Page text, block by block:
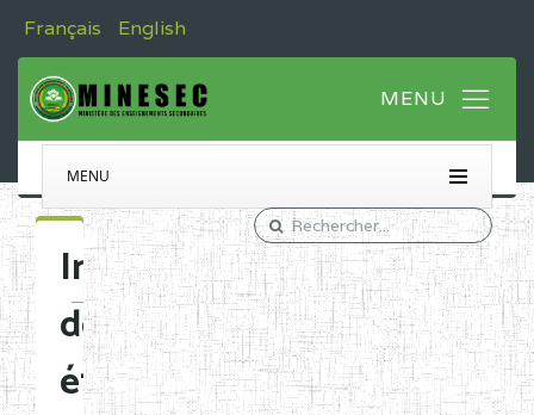
Français English
MENU
Immatriculation
des
établissements